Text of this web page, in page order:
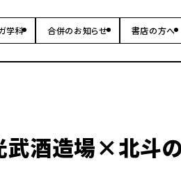
学科 合併のお知らせ 書店の方へ
武酒造場×北斗